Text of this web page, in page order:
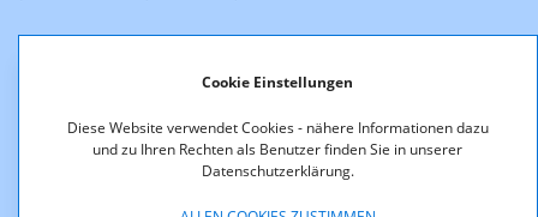
Cookie Einstellungen
Diese Website verwendet Cookies - nähere Informationen dazu
und zu Ihren Rechten als Benutzer finden Sie in unserer
Datenschutzerklärung.
Der Bescheid ist rechtskräftig.
KOA_1.380-08-004_-
_Bescheid_Entspannungsfunk_Standortaenderu.pdf
(pdf, 21,4 KB)